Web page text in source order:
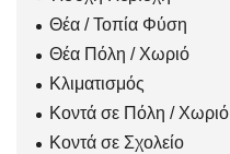
Θέα / Τοπία Φύση
Θέα Πόλη / Χωριό
Κλιματισμός
Κοντά σε Πόλη / Χωριό
Κοντά σε Σχολείο